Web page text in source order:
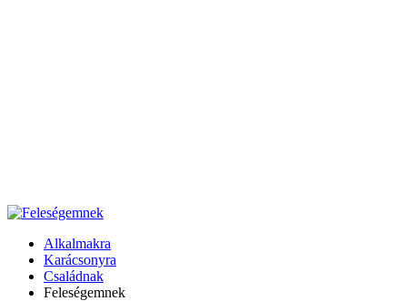
Alkalmakra
Karácsonyra
Családnak
Feleségemnek